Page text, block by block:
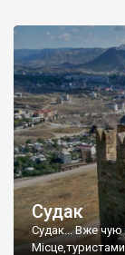
Судак
Судак... Вже чую